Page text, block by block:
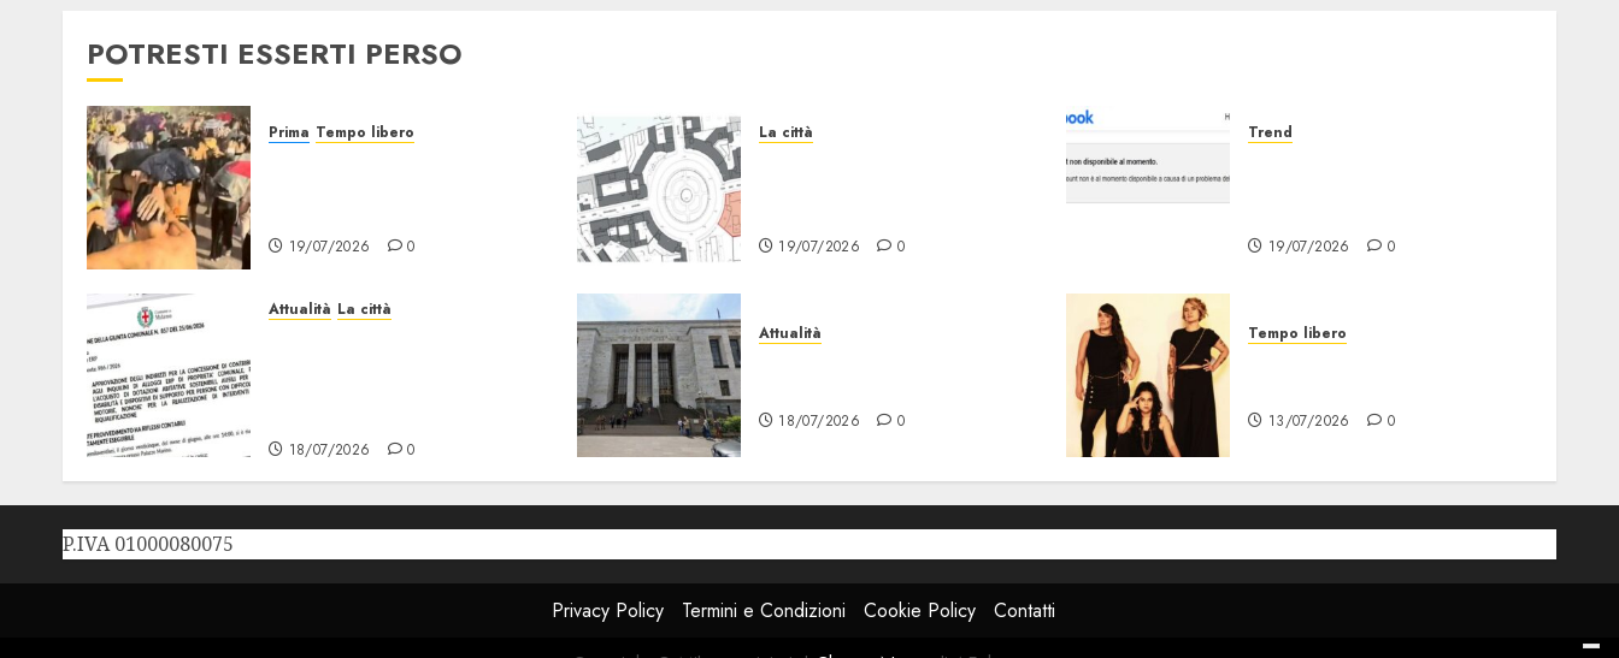
POTRESTI ESSERTI PERSO
Prima Tempo libero
19/07/2026 0
La città
19/07/2026 0
Trend
19/07/2026 0
Attualità La città
18/07/2026 0
Attualità
18/07/2026 0
Tempo libero
13/07/2026 0
P.IVA 01000080075
Privacy Policy Termini e Condizioni Cookie Policy
Contatti